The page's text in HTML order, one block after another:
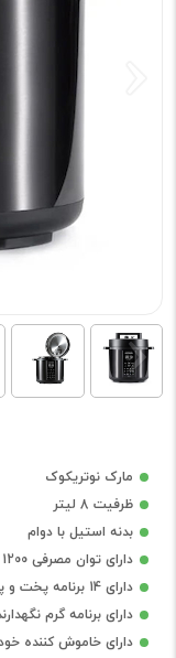
مارک نوتریکوک
ظرفیت 8 لیتر
بدنه استیل با دوام
دارای توان مصرفی 1200 وات
دارای 14 برنامه پخت و پز
دارای برنامه گرم
دارای خاموش کننده